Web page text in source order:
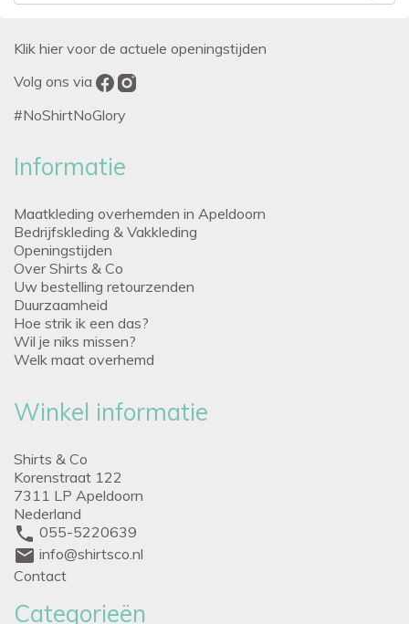
Klik hier voor de actuele openingstijden
Volg ons via
#NoShirtNoGlory
Informatie
Maatkleding overhemden in Apeldoorn
Bedrijfskleding & Vakkleding
Openingstijden
Over Shirts & Co
Uw bestelling retourzenden
Duurzaamheid
Hoe strik ik een das?
Wil je niks missen?
Welk maat overhemd
Winkel informatie
Shirts & Co
Korenstraat 122
7311 LP Apeldoorn
Nederland
phone 055-5220639
mail info@shirtsco.nl
Contact
Categorieën